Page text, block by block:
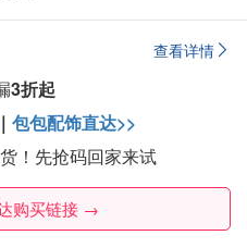
查看详情
3折起
｜ 包包配饰直达>>
！先抢码回家来试
购买链接 →